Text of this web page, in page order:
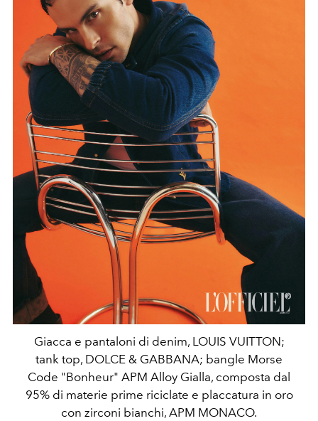
Giacca e pantaloni di denim, LOUIS VUITTON;
tank top, DOLCE & GABBANA; bangle Morse
Code "Bonheur" APM Alloy Gialla, composta dal
95% di materie prime riciclate e placcatura in oro
con zirconi bianchi, APM MONACO.